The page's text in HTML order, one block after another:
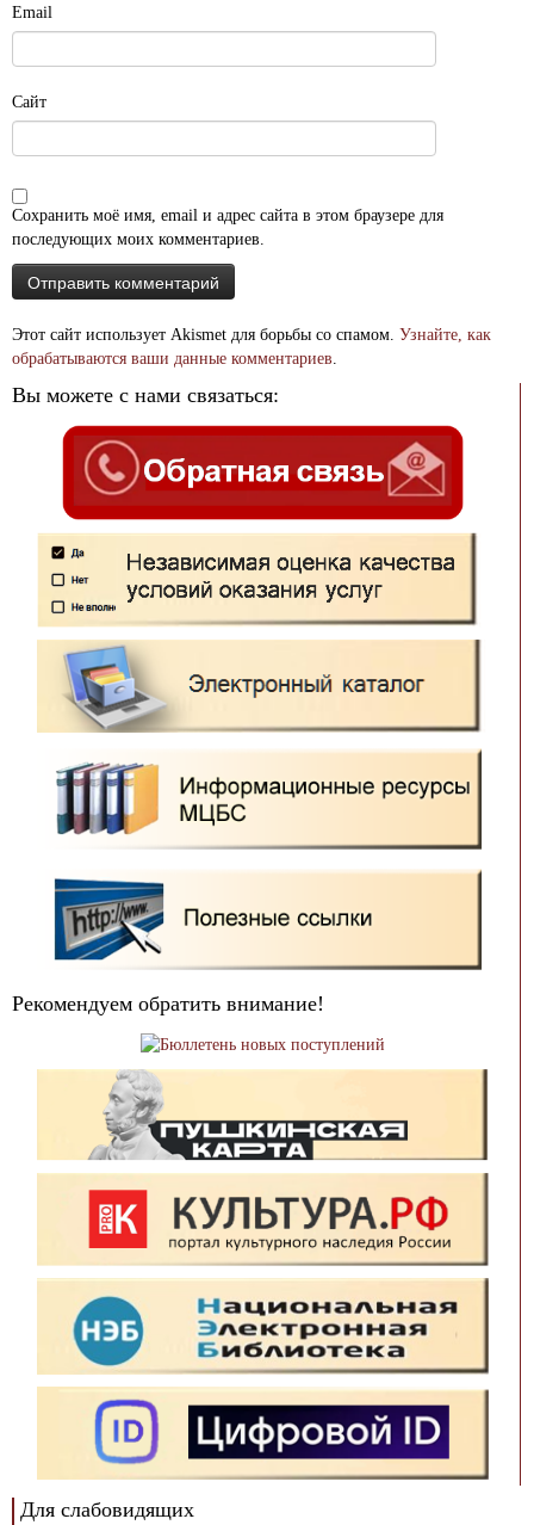
Email
Сайт
Сохранить моё имя, email и адрес сайта в этом браузере для
последующих моих комментариев.
Этот сайт использует Akismet для борьбы со спамом. Узнайте, как
обрабатываются ваши данные комментариев.
Вы можете с нами связаться:
Рекомендуем обратить внимание!
Для слабовидящих